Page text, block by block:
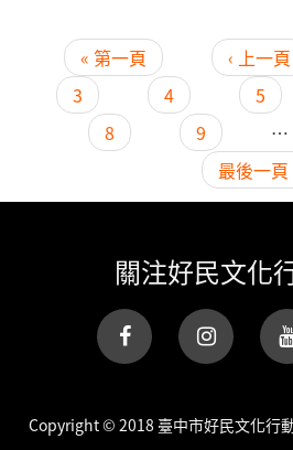
頁面« 第一頁 ‹ 上一頁
3
4 5
8
9 …
最後一頁
關注好民文化
Copyright © 2018 臺中市好民文化行